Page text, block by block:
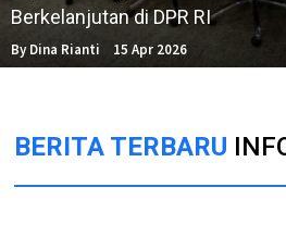
Berkelanjutan di DPR RI
By Dina Rianti 15 Apr 2026
BERITA TERBARU